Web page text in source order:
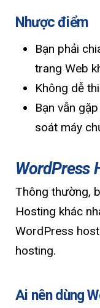
Nhược điểm
Bạn phải
trang Web
Không dễ
Bạn vẫn
soát máy
WordPress
Thông thường,
Hosting khác
WordPress
hosting.
Ai nên dùng